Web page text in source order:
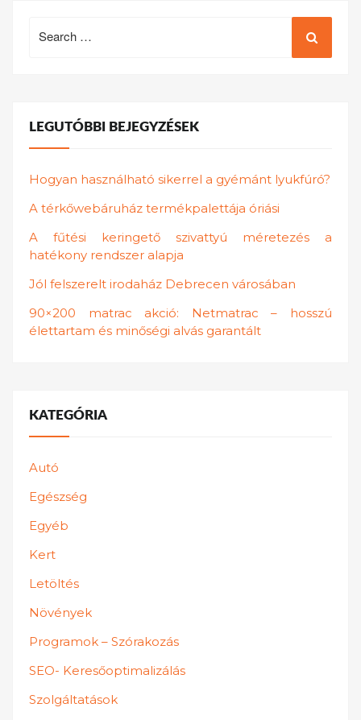
for:
LEGUTÓBBI BEJEGYZÉSEK
Hogyan használható sikerrel a gyémánt lyukfúró?
A térkőwebáruház termékpalettája óriási
A fűtési keringető szivattyú méretezés a
hatékony rendszer alapja
Jól felszerelt irodaház Debrecen városában
90×200 matrac akció: Netmatrac – hosszú
élettartam és minőségi alvás garantált
KATEGÓRIA
Autó
Egészség
Egyéb
Kert
Letöltés
Növények
Programok – Szórakozás
SEO- Keresőoptimalizálás
Szolgáltatások